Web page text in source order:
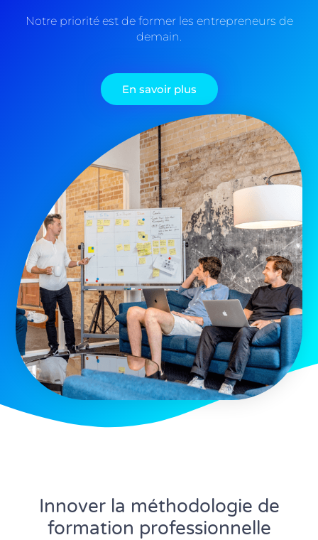
Notre priorité est de former les entrepreneurs de
demain.
En savoir plus
Innover la méthodologie de
formation professionnelle